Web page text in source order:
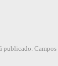
publicado.